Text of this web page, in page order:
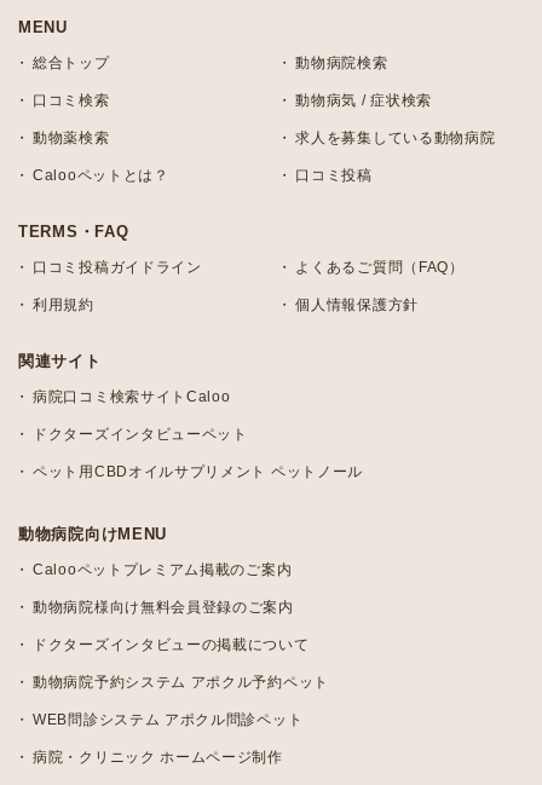
MENU
総合トップ 動物病院検索
口コミ検索 動物病気 / 症状検索
動物薬検索 求人を募集している動物病院
Calooペットとは？ 口コミ投稿
TERMS・FAQ
口コミ投稿ガイドライン よくあるご質問（FAQ）
利用規約 個人情報保護方針
関連サイト
病院口コミ検索サイトCaloo
ドクターズインタビューペット
ペット用CBDオイルサプリメント ペットノール
動物病院向けMENU
Calooペットプレミアム掲載のご案内
動物病院様向け無料会員登録のご案内
ドクターズインタビューの掲載について
動物病院予約システム アポクル予約ペット
WEB問診システム アポクル問診ペット
病院・クリニック ホームページ制作